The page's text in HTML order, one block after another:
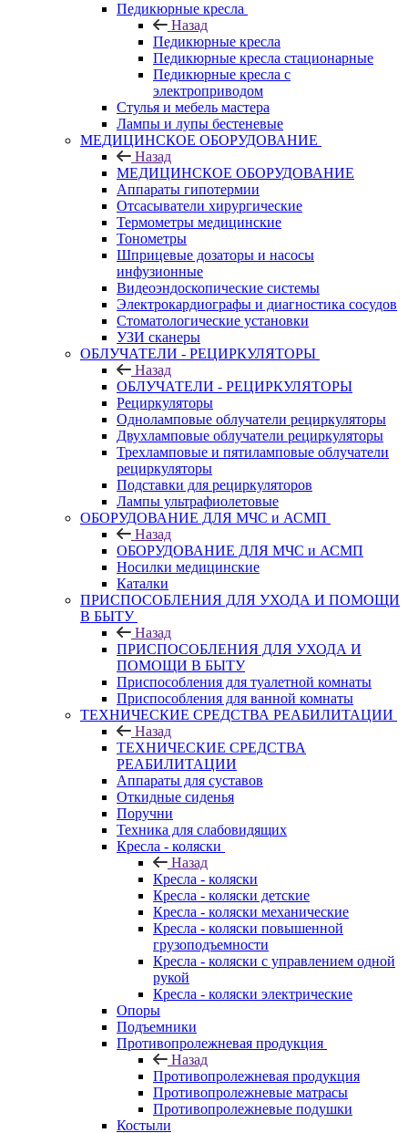
Педикюрные кресла
Назад
Педикюрные кресла
Педикюрные кресла стационарные
Педикюрные кресла с
электроприводом
Стулья и мебель мастера
Лампы и лупы бестеневые
МЕДИЦИНСКОЕ ОБОРУДОВАНИЕ
Назад
МЕДИЦИНСКОЕ ОБОРУДОВАНИЕ
Аппараты гипотермии
Отсасыватели хирургические
Термометры медицинские
Тонометры
Шприцевые дозаторы и насосы
инфузионные
Видеоэндоскопические системы
Электрокардиографы и диагностика сосудов
Стоматологические установки
УЗИ сканеры
ОБЛУЧАТЕЛИ - РЕЦИРКУЛЯТОРЫ
Назад
ОБЛУЧАТЕЛИ - РЕЦИРКУЛЯТОРЫ
Рециркуляторы
Одноламповые облучатели рециркуляторы
Двухламповые облучатели рециркуляторы
Трехламповые и пятиламповые облучатели
рециркуляторы
Подставки для рециркуляторов
Лампы ультрафиолетовые
ОБОРУДОВАНИЕ ДЛЯ МЧС и АСМП
Назад
ОБОРУДОВАНИЕ ДЛЯ МЧС и АСМП
Носилки медицинские
Каталки
ПРИСПОСОБЛЕНИЯ ДЛЯ УХОДА И ПОМОЩИ
В БЫТУ
Назад
ПРИСПОСОБЛЕНИЯ ДЛЯ УХОДА И
ПОМОЩИ В БЫТУ
Приспособления для туалетной комнаты
Приспособления для ванной комнаты
ТЕХНИЧЕСКИЕ СРЕДСТВА РЕАБИЛИТАЦИИ
Назад
ТЕХНИЧЕСКИЕ СРЕДСТВА
РЕАБИЛИТАЦИИ
Аппараты для суставов
Откидные сиденья
Поручни
Техника для слабовидящих
Кресла - коляски
Назад
Кресла - коляски
Кресла - коляски детские
Кресла - коляски механические
Кресла - коляски повышенной
грузоподъемности
Кресла - коляски с управлением одной
рукой
Кресла - коляски электрические
Опоры
Подъемники
Противопролежневая продукция
Назад
Противопролежневая продукция
Противопролежневые матрасы
Противопролежневые подушки
Костыли